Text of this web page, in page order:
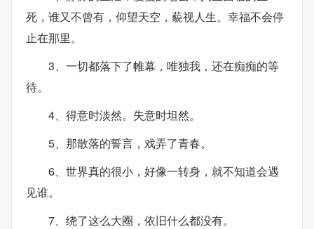
死，谁又不曾有，仰望天空，藐视人生。幸福不会停
止在那里。
3、一切都落下了帷幕，唯独我，还在痴痴的等
待。
4、得意时淡然。失意时坦然。
5、那散落的誓言，戏弄了青春。
6、世界真的很小，好像一转身，就不知道会遇
见谁。
7、绕了这么大圈，依旧什么都没有。